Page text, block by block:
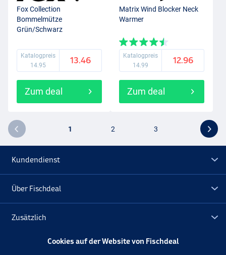
Fox Collection
Bommelmütze
Grün/Schwarz
Katalogpreis
14.95
13.46
Zum deal
Matrix Wind Blocker Neck
Warmer
Katalogpreis
14.99
12.96
Zum deal
1 2 3
Kundendienst
Über Fischdeal
Zusätzlich
Lagerräumung
Cookies auf der Website von Fischdeal